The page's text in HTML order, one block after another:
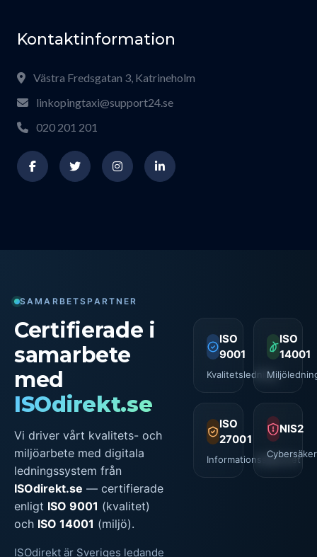
Kontaktinformation
Västra Fredsgatan 3, Katrineholm
linkopingtaxi@support24.se
020 201 201
SAMARBETSPARTNER
Certifierade i
samarbete
med
ISOdirekt.se
Vi driver vårt kvalitets- och
miljöarbete med digitala
ledningssystem från
ISOdirekt.se — certifierade
enligt ISO 9001 (kvalitet)
och ISO 14001 (miljö).
ISOdirekt är Sveriges ledande
ISO
9001
Kvalitetsledning
ISO
14001
ISO
27001
Informationssäkerhet
NIS2